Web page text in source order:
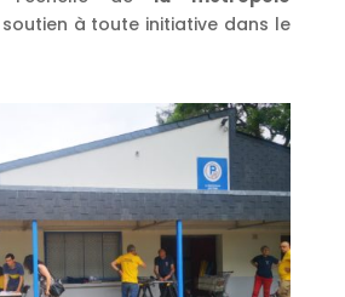
à toute initiative dans le